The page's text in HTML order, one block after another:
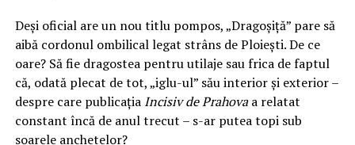
Deși oficial are un nou titlu pompos, „Dragoșiță” pare să
aibă cordonul ombilical legat strâns de Ploiești. De ce
oare? Să fie dragostea pentru utilaje sau frica de faptul
că, odată plecat de tot, „iglu-ul” său interior și exterior –
despre care publicația Incisiv de Prahovaa relatat
constant încă de anul trecut – s-ar putea topi sub
soarele anchetelor?